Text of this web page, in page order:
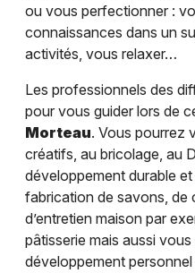
ou vous perfectionner :
connaissances dans un
activités, vous relaxer…
Les professionnels des
pour vous guider lors de
Morteau. Vous pourrez
créatifs, au bricolage, au
développement durable
fabrication de savons, de
d’entretien maison par
pâtisserie mais aussi
développement